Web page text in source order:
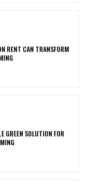
RENT CAN TRANSFORM
GREEN SOLUTION FOR